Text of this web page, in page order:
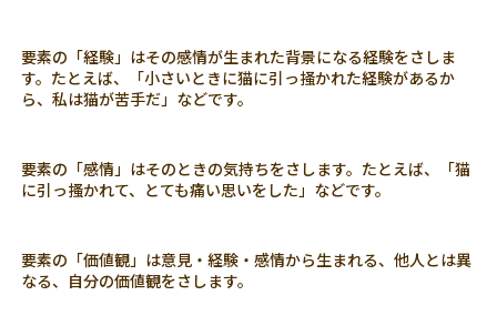
要素の「経験」はその感情が生まれた背景になる経験をさしま
す。たとえば、「小さいときに猫に引っ掻かれた経験があるか
ら、私は猫が苦手だ」などです。
要素の「感情」はそのときの気持ちをさします。たとえば、「猫
に引っ搔かれて、とても痛い思いをした」などです。
要素の「価値観」は意見・経験・感情から生まれる、他人とは異
なる、自分の価値観をさします。